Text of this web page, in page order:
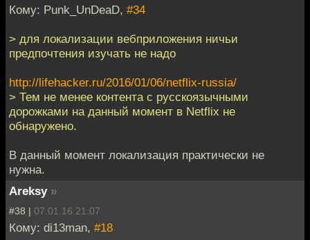
Кому: Punk_UnDeaD, #34
> для локализации вебприложения ничьи
предпочтения изучать не надо
http://lifehacker.ru/2016/01/06/netflix-russia/
> Тем не менее контента с русскоязычными
дорожками на данный момент в Netflix не
обнаружено.
В данный момент локализация практически не
нужна.
Areksy »
#38 | 07.01.16 21:07
Кому: di13man, #18